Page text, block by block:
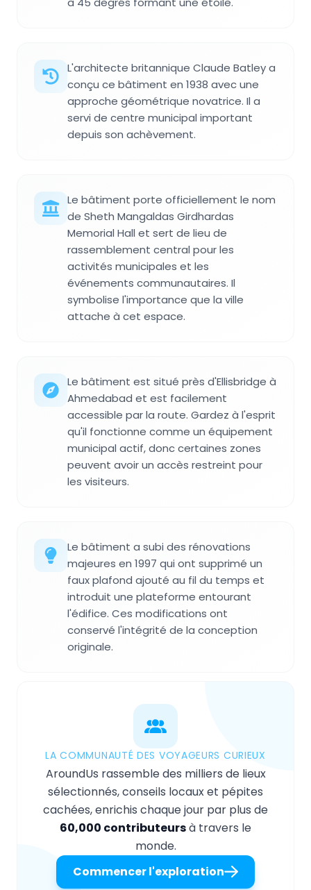
L'architecte britannique Claude Batley a
conçu ce bâtiment en 1938 avec une
approche géométrique novatrice. Il a
servi de centre municipal important
depuis son achèvement.
Le bâtiment porte officiellement le nom
de Sheth Mangaldas Girdhardas
Memorial Hall et sert de lieu de
rassemblement central pour les
activités municipales et les
événements communautaires. Il
symbolise l'importance que la ville
attache à cet espace.
Le bâtiment est situé près d'Ellisbridge à
Ahmedabad et est facilement
accessible par la route. Gardez à l'esprit
qu'il fonctionne comme un équipement
municipal actif, donc certaines zones
peuvent avoir un accès restreint pour
les visiteurs.
Le bâtiment a subi des rénovations
majeures en 1997 qui ont supprimé un
faux plafond ajouté au fil du temps et
introduit une plateforme entourant
l'édifice. Ces modifications ont
conservé l'intégrité de la conception
originale.
LA COMMUNAUTÉ DES VOYAGEURS CURIEUX
AroundUs rassemble des milliers de lieux
sélectionnés, conseils locaux et pépites
cachées, enrichis chaque jour par plus de
60,000 contributeursà travers le
monde.
Commencer l'exploration